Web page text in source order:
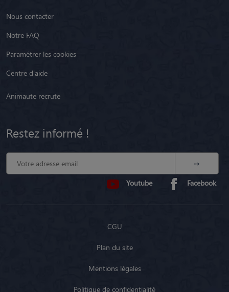
Nous contacter
Notre FAQ
Paramétrer les cookies
Centre d'aide
Animaute recrute
Restez informé !
Youtube Facebook
CGU
Plan du site
Mentions légales
Politique de confidentialité